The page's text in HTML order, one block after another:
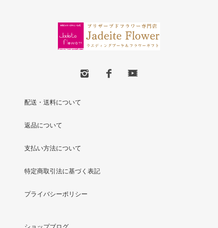
配送・送料について
返品について
支払い方法について
特定商取引法に基づく表記
プライバシーポリシー